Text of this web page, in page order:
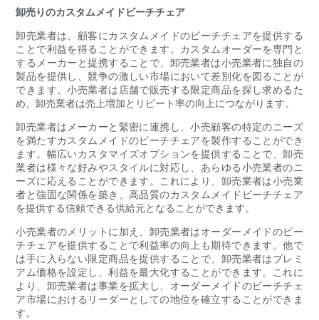
卸売りのカスタムメイドビーチチェア
卸売業者は、顧客にカスタムメイドのビーチチェアを提供する
ことで利益を得ることができます。カスタムオーダーを専門と
するメーカーと提携することで、卸売業者は小売業者に独自の
製品を提供し、競争の激しい市場において差別化を図ることが
できます。小売業者は店舗で販売する限定商品を探し求めるた
め、卸売業者は売上増加とリピート率の向上につながります。
卸売業者はメーカーと緊密に連携し、小売顧客の特定のニーズ
を満たすカスタムメイドのビーチチェアを製作することができ
ます。幅広いカスタマイズオプションを提供することで、卸売
業者は様々な好みやスタイルに対応し、あらゆる小売業者のニ
ーズに応えることができます。これにより、卸売業者は小売業
者と強固な関係を築き、高品質のカスタムメイドビーチチェア
を提供する信頼できる供給元となることができます。
小売業者のメリットに加え、卸売業者はオーダーメイドのビー
チチェアを提供することで利益率の向上も期待できます。他で
は手に入らない限定商品を提供することで、卸売業者はプレミ
アム価格を設定し、利益を最大化することができます。これに
より、卸売業者は事業を拡大し、オーダーメイドのビーチチェ
ア市場におけるリーダーとしての地位を確立することができま
す。